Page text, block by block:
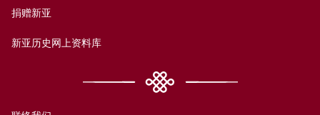
捐赠新亚
新亚历史网上资料库